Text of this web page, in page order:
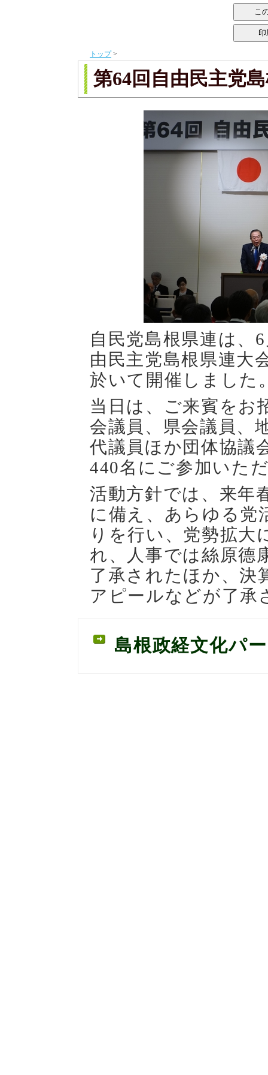
トップ>
第64回自由民主党
自民党島根県連は、 6
由民主党島根県連大
於いて開催しました
当日は、ご来賓をお
会議員、県会議員、
代議員ほか団体協議
440名にご参加いた
活動方針では、来年
に備え、あらゆる党
りを行い、党勢拡大
れ、人事では絲原德
了承されたほか、決
アピールなどが了承
島根政経文化パ